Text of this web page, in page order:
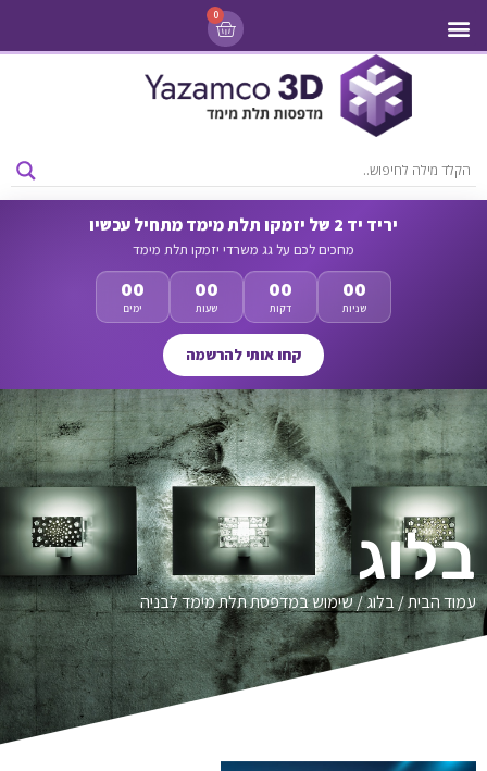
0
יריד יד 2 של יזמקו תלת מימד מתחיל עכשיו
מחכים לכם על גג משרדי יזמקו תלת מימד
00
ימים
00
שעות
00
דקות
00
שניות
קחו אותי להרשמה
בלוג
עמוד הבית/בלוג/ שימוש במדפסת תלת מימד לבניה